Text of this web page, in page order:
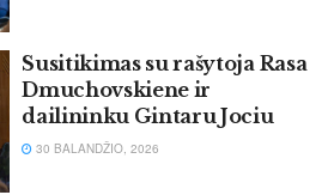
Susitikimas su rašytoja Rasa
Dmuchovskiene ir
dailininku Gintaru Jociu
30 BALANDŽIO, 2026